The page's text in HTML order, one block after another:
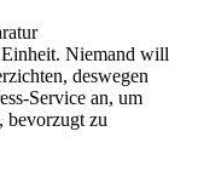
Niemand will
deswegen
Service an, um
bevorzugt zu